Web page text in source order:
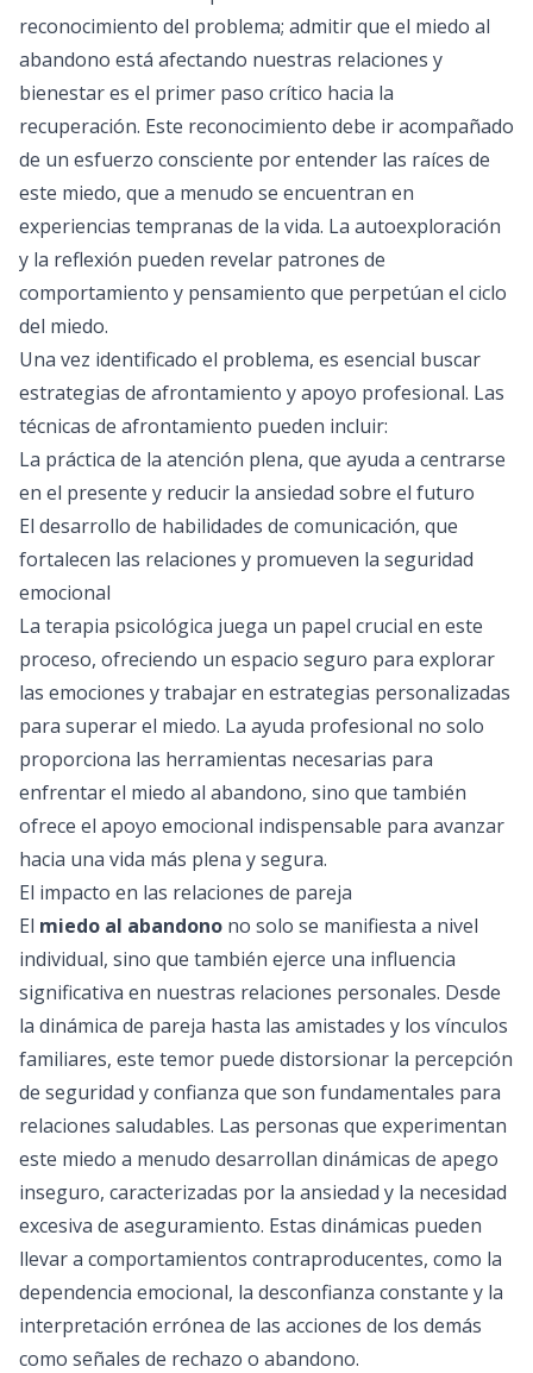
reconocimiento del problema; admitir que el miedo al
abandono está afectando nuestras relaciones y
bienestar es el primer paso crítico hacia la
recuperación. Este reconocimiento debe ir acompañado
de un esfuerzo consciente por entender las raíces de
este miedo, que a menudo se encuentran en
experiencias tempranas de la vida. La autoexploración
y la reflexión pueden revelar patrones de
comportamiento y pensamiento que perpetúan el ciclo
del miedo.
Una vez identificado el problema, es esencial buscar
estrategias de afrontamiento y apoyo profesional. Las
técnicas de afrontamiento pueden incluir:
La práctica de la atención plena, que ayuda a centrarse
en el presente y reducir la ansiedad sobre el futuro
El desarrollo de habilidades de comunicación, que
fortalecen las relaciones y promueven la seguridad
emocional
La terapia psicológica juega un papel crucial en este
proceso, ofreciendo un espacio seguro para explorar
las emociones y trabajar en estrategias personalizadas
para superar el miedo. La ayuda profesional no solo
proporciona las herramientas necesarias para
enfrentar el miedo al abandono, sino que también
ofrece el apoyo emocional indispensable para avanzar
hacia una vida más plena y segura.
El impacto en las relaciones de pareja
El miedo al abandono no solo se manifiesta a nivel
individual, sino que también ejerce una influencia
significativa en nuestras relaciones personales. Desde
la dinámica de pareja hasta las amistades y los vínculos
familiares, este temor puede distorsionar la percepción
de seguridad y confianza que son fundamentales para
relaciones saludables. Las personas que experimentan
este miedo a menudo desarrollan dinámicas de apego
inseguro, caracterizadas por la ansiedad y la necesidad
excesiva de aseguramiento. Estas dinámicas pueden
llevar a comportamientos contraproducentes, como la
dependencia emocional, la desconfianza constante y la
interpretación errónea de las acciones de los demás
como señales de rechazo o abandono.